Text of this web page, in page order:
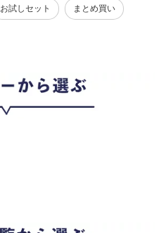
お試しセット まとめ買い